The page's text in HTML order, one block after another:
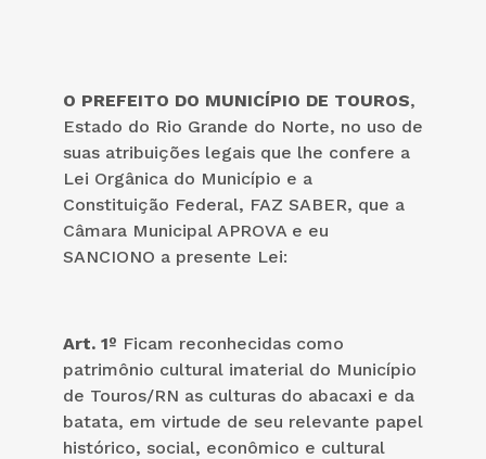
O PREFEITO DO MUNICÍPIO DE TOUROS,
Estado do Rio Grande do Norte, no uso de
suas atribuições legais que lhe confere a
Lei Orgânica do Município e a
Constituição Federal, FAZ SABER, que a
Câmara Municipal APROVA e eu
SANCIONO a presente Lei:
Art. 1º Ficam reconhecidas como
patrimônio cultural imaterial do Município
de Touros/RN as culturas do abacaxi e da
batata, em virtude de seu relevante papel
histórico, social, econômico e cultural